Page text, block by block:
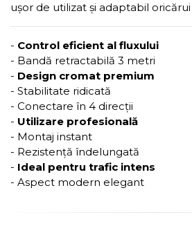
ușor de utilizat și adaptabil
- Control eficient al fluxului
- Bandă retractabilă 3 metri
- Design cromat premium
- Stabilitate ridicată
- Conectare în 4 direcții
- Utilizare profesională
- Montaj instant
- Rezistență îndelungată
- Ideal pentru trafic intens
- Aspect modern elegant